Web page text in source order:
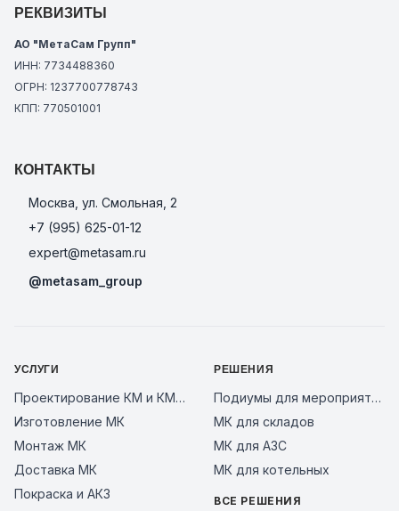
РЕКВИЗИТЫ
АО "МетаСам Групп"
ИНН: 7734488360
ОГРН: 1237700778743
КПП: 770501001
КОНТАКТЫ
Москва, ул. Смольная, 2
+7 (995) 625-01-12
expert@metasam.ru
@metasam_group
УСЛУГИ
Проектирование КМ и КМД
Изготовление МК
Монтаж МК
Доставка МК
Покраска и АКЗ
РЕШЕНИЯ
Подиумы для мероприятий
МК для складов
МК для АЗС
МК для котельных
ВСЕ РЕШЕНИЯ